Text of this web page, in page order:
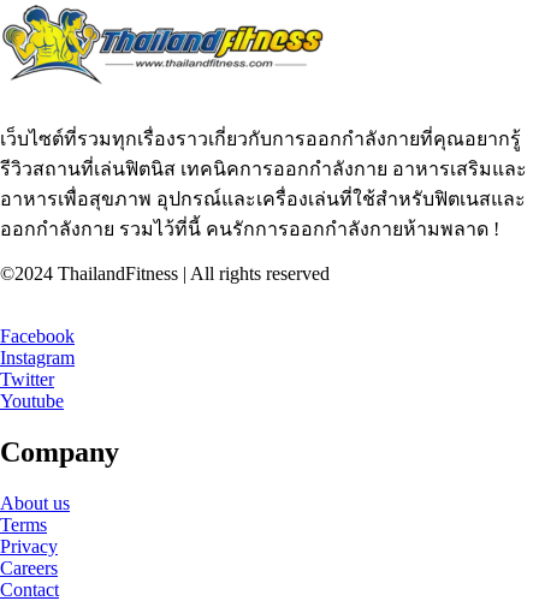
เว็บไซต์ที่รวมทุกเรื่องราวเกี่ยวกับการออกกำลังกายที่คุณอยากรู้
รีวิวสถานที่เล่นฟิตนิส เทคนิคการออกกำลังกาย อาหารเสริมและ
อาหารเพื่อสุขภาพ อุปกรณ์และเครื่องเล่นที่ใช้สำหรับฟิตเนสและ
ออกกำลังกาย รวมไว้ที่นี้ คนรักการออกกำลังกายห้ามพลาด !
©2024 ThailandFitness | All rights reserved
Facebook
Instagram
Twitter
Youtube
Company
About us
Terms
Privacy
Careers
Contact